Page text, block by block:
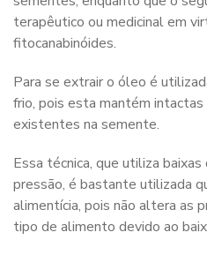
terapêutico ou medicinal em
fitocanabinóides.
Para se extrair o óleo é
frio, pois esta mantém
existentes na semente.
Essa técnica, que utiliza
pressão, é bastante utilizada
alimentícia, pois não altera as
tipo de alimento devido ao